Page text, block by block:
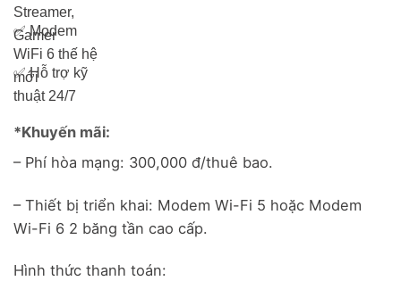
Streamer,
Gamer
✅Modem
WiFi 6 thế hệ
mới
✅Hỗ trợ kỹ
thuật 24/7
*Khuyến mãi:
– Phí hòa mạng: 300,000 đ/thuê bao.
– Thiết bị triển khai: Modem Wi-Fi 5 hoặc Modem
Wi-Fi 6 2 băng tần cao cấp.
Hình thức thanh toán: